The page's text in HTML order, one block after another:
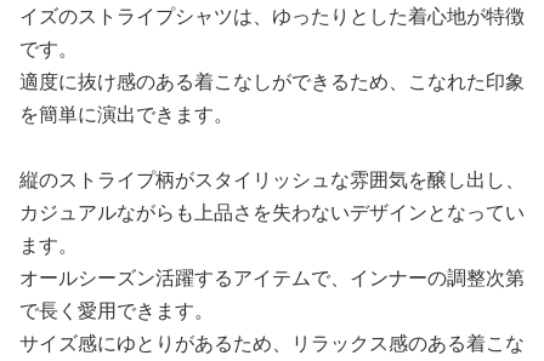
イズのストライプシャツは、ゆったりとした着心地が特徴
です。
適度に抜け感のある着こなしができるため、こなれた印象
を簡単に演出できます。
縦のストライプ柄がスタイリッシュな雰囲気を醸し出し、
カジュアルながらも上品さを失わないデザインとなってい
ます。
オールシーズン活躍するアイテムで、インナーの調整次第
で長く愛用できます。
サイズ感にゆとりがあるため、リラックス感のある着こな